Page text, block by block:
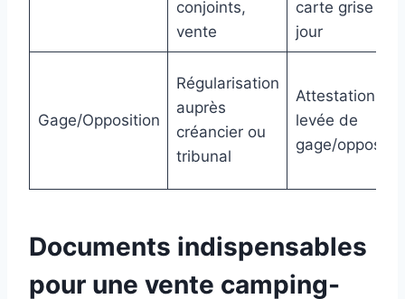
conjoints,
vente
carte grise à
jour
Gage/Opposition
Régularisation
auprès
créancier ou
tribunal
Attestation de
levée de
gage/
Documents indispensables
pour une vente camping-